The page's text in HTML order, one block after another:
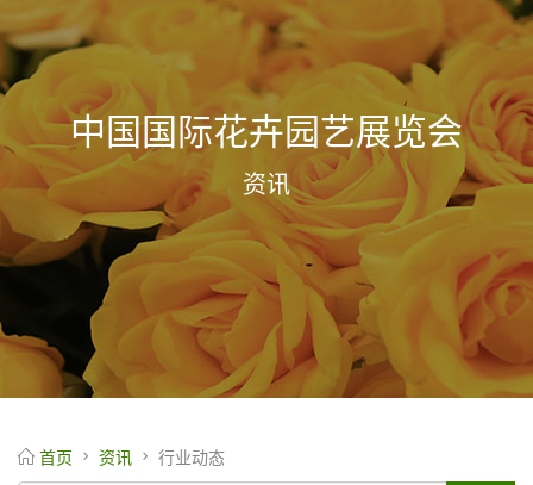
中国国际花卉园艺展览会
资讯
首页 资讯 行业动态